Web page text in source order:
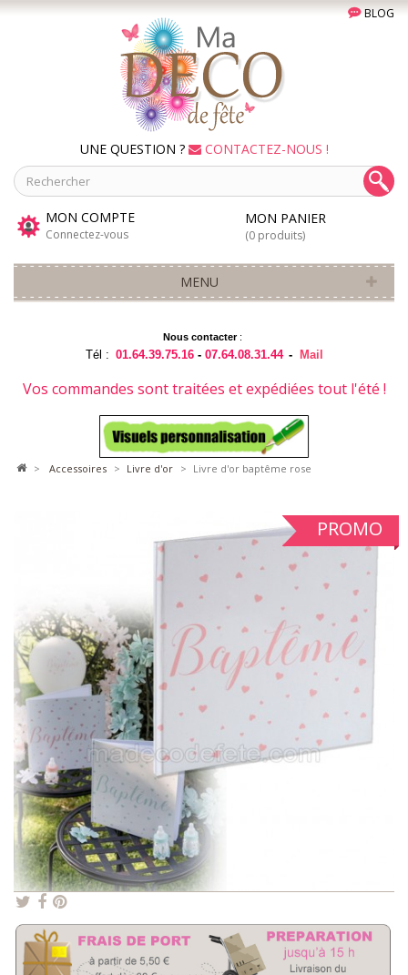
BLOG
UNE QUESTION ? CONTACTEZ-NOUS !
MON COMPTE
Connectez-vous
MON PANIER
(0 produits)
MENU
Nous contacter:
Tél : 01.64.39.75.16 -07.64.08.31.44 - Mail
Vos commandes sont traitées et expédiées tout l'été !
> accessoires > livre d'or > Livre d'or baptême rose
PROMO